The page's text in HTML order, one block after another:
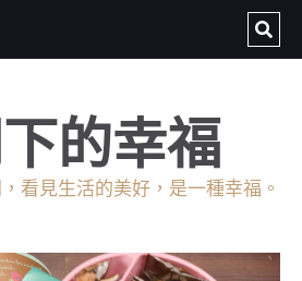
的幸福
看見生活的美好，是一種幸福。